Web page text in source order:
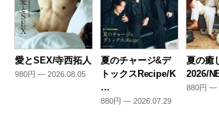
愛とSEX/寺西拓人
980円 — 2026.08.05
夏のチャージ&デ
トックスRecipe/K
…
880円 — 2026.07.29
夏の癒
2026/
880円 —